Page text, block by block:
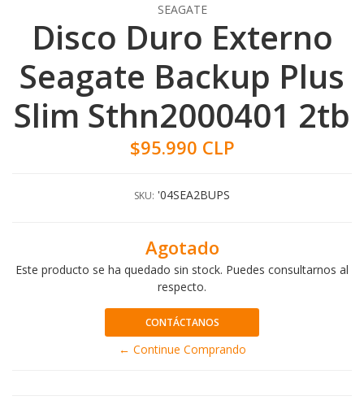
SEAGATE
Disco Duro Externo
Seagate Backup Plus
Slim Sthn2000401 2tb
$95.990 CLP
SKU: '04SEA2BUPS
Agotado
Este producto se ha quedado sin stock. Puedes consultarnos al
respecto.
CONTÁCTANOS
← Continue Comprando